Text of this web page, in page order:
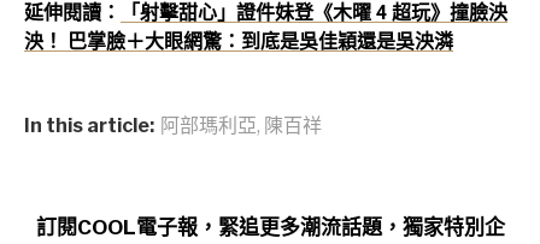
延伸閱讀：
「射擊甜心」證件妹登《木曜 4 超玩》撞臉泱
泱！ 巴掌臉＋大眼網驚：到底是吳佳穎還是吳泱潾
In this article: 阿部瑪利亞, 陳百祥
訂閱COOL電子報，緊追更多潮流話題，獨家特別企